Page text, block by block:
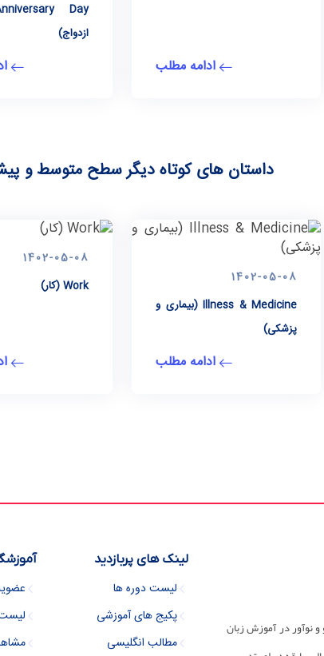
ادامه مطلب
ازدواج)
داستان های کوتاه دیگر سطح متوسط و
1402-05-08
Illness & Medicine (بیماری و
پزشکی)
ادامه مطلب
1402-05-08
Work (کار)
نوآور در آموزش زبان
لینک های پربازدید
لیست دوره ها
پکیج های آموزشی
مطالب انگلیسی